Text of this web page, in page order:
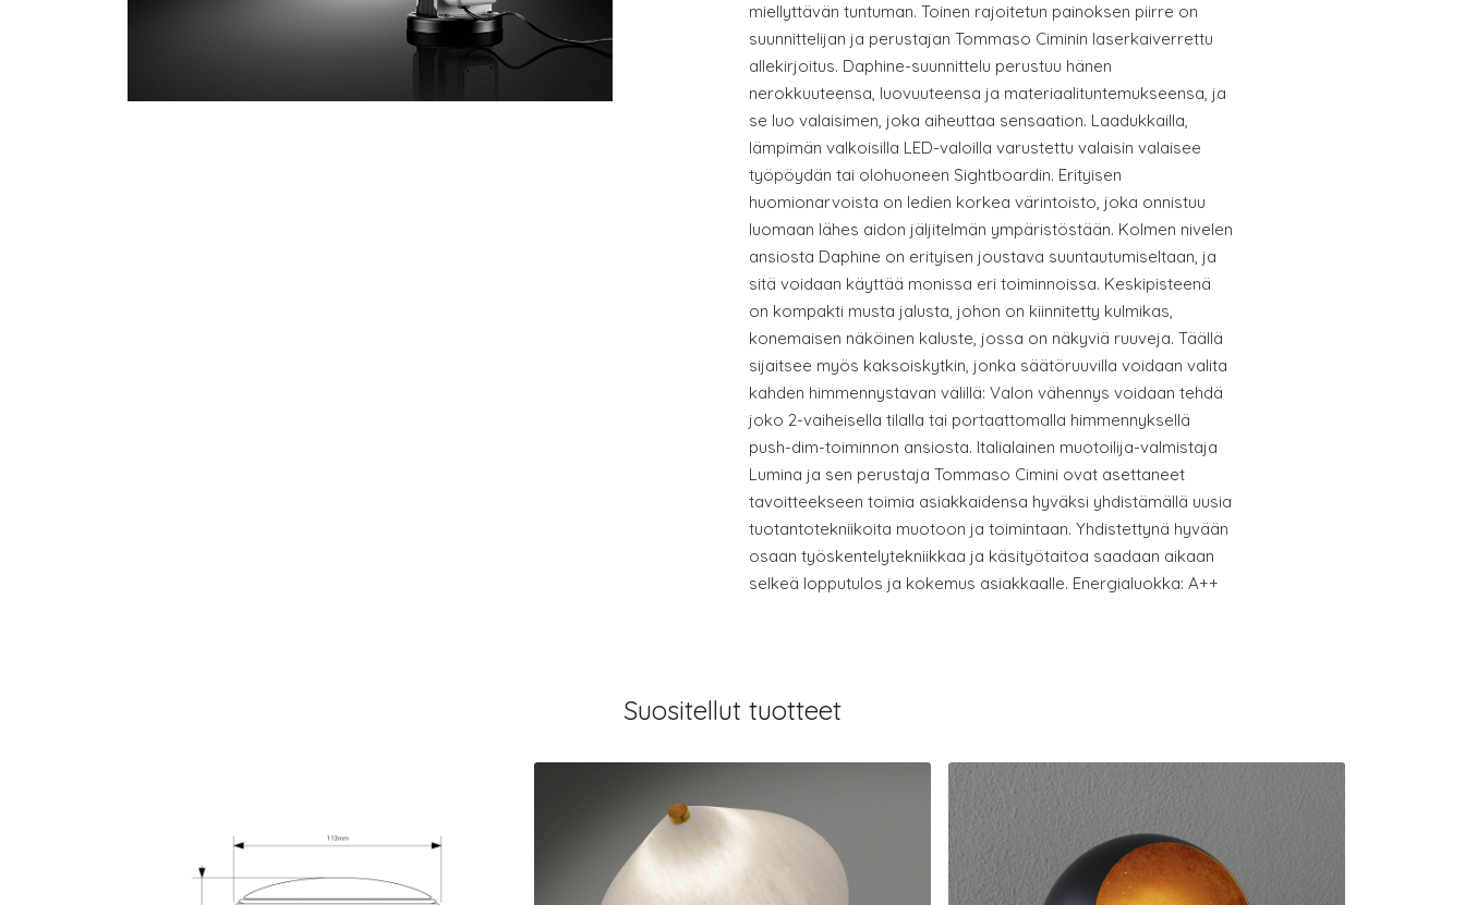
miellyttävän tuntuman. Toinen rajoitetun painoksen piirre on
suunnittelijan ja perustajan Tommaso Ciminin laserkaiverrettu
allekirjoitus. Daphine-suunnittelu perustuu hänen
nerokkuuteensa, luovuuteensa ja materiaalituntemukseensa, ja
se luo valaisimen, joka aiheuttaa sensaation. Laadukkailla,
lämpimän valkoisilla LED-valoilla varustettu valaisin valaisee
työpöydän tai olohuoneen Sightboardin. Erityisen
huomionarvoista on ledien korkea värintoisto, joka onnistuu
luomaan lähes aidon jäljitelmän ympäristöstään. Kolmen nivelen
ansiosta Daphine on erityisen joustava suuntautumiseltaan, ja
sitä voidaan käyttää monissa eri toiminnoissa. Keskipisteenä
on kompakti musta jalusta, johon on kiinnitetty kulmikas,
konemaisen näköinen kaluste, jossa on näkyviä ruuveja. Täällä
sijaitsee myös kaksoiskytkin, jonka säätöruuvilla voidaan valita
kahden himmennystavan välillä: Valon vähennys voidaan tehdä
joko 2-vaiheisella tilalla tai portaattomalla himmennyksellä
push-dim-toiminnon ansiosta. Italialainen muotoilija-valmistaja
Lumina ja sen perustaja Tommaso Cimini ovat asettaneet
tavoitteekseen toimia asiakkaidensa hyväksi yhdistämällä uusia
tuotantotekniikoita muotoon ja toimintaan. Yhdistettynä hyvään
osaan työskentelytekniikkaa ja käsityötaitoa saadaan aikaan
selkeä lopputulos ja kokemus asiakkaalle. Energialuokka: A++
Suositellut tuotteet